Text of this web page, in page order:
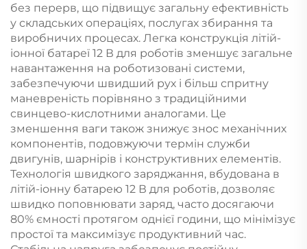
без перерв, що підвищує загальну ефективність
у складських операціях, послугах збирання та
виробничих процесах. Легка конструкція літій-
іонної батареї 12 В для роботів зменшує загальне
навантаження на роботизовані системи,
забезпечуючи швидший рух і більш спритну
маневреність порівняно з традиційними
свинцево-кислотними аналогами. Це
зменшення ваги також знижує знос механічних
компонентів, подовжуючи термін служби
двигунів, шарнірів і конструктивних елементів.
Технологія швидкого заряджання, вбудована в
літій-іонну батарею 12 В для роботів, дозволяє
швидко поповнювати заряд, часто досягаючи
80% ємності протягом однієї години, що мінімізує
простої та максимізує продуктивний час.